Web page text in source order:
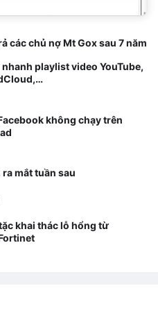
các chủ nợ Mt Gox sau 7 năm
nhanh playlist video YouTube,
không chạy trên
mắt tuần sau
khai thác lỗ hổng từ